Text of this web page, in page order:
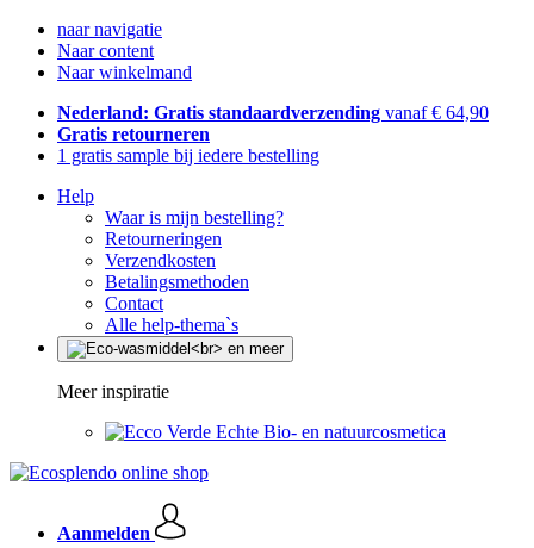
naar navigatie
Naar content
Naar winkelmand
Nederland: Gratis standaardverzending vanaf € 64,90
Gratis retourneren
1 gratis sample bij iedere bestelling
Help
Waar is mijn bestelling?
Retourneringen
Verzendkosten
Betalingsmethoden
Contact
Alle help-thema`s
Meer inspiratie
Echte Bio- en natuurcosmetica
Aanmelden